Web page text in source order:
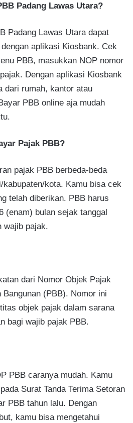
Padang Lawas Utara?
Padang Lawas Utara dapat
aplikasi Kiosbank. Cek
PBB, masukkan NOP nomor
Dengan aplikasi Kiosbank
dari rumah, kantor atau
PBB online aja mudah
Pajak PBB?
pajak PBB berbeda-beda
kota. Kamu bisa cek
telah diberikan. PBB harus
(enam) bulan sejak tanggal
wajib pajak.
dari Nomor Objek Pajak
(PBB). Nomor ini
objek pajak dalam sarana
bagi wajib pajak PBB.
PBB caranya mudah. Kamu
Surat Tanda Terima Setoran
PBB tahun lalu. Dengan
kamu bisa mengetahui